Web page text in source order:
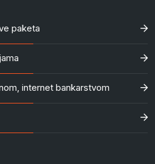
paketa
internet bankarstvom